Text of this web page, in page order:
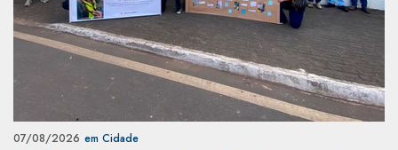
07/08/2026 em Cidade